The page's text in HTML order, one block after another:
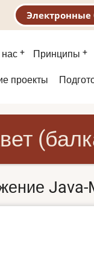
Электронные
Принципы
проекты
Java-